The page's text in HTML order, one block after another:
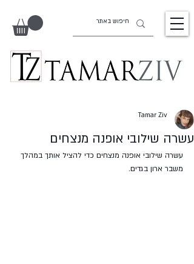
עשרה שילובי אופנה מנצחים
Tamar Ziv
עשרה שילובי אופנה מנצחים כדי להציל אותך במהלך
משבר ארון בגדים.